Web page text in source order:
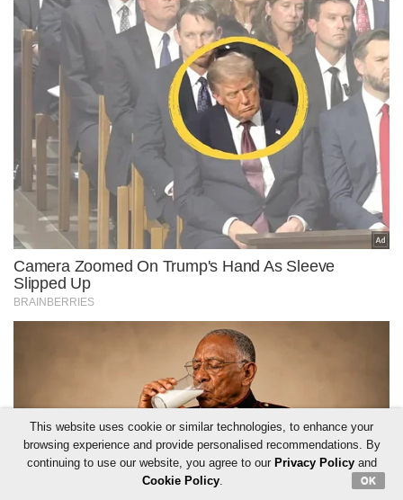
This website uses cookie or similar technologies, to enhance your
browsing experience and provide personalised recommendations. By
continuing to use our website, you agree to our Privacy Policyand
Cookie Policy. OK